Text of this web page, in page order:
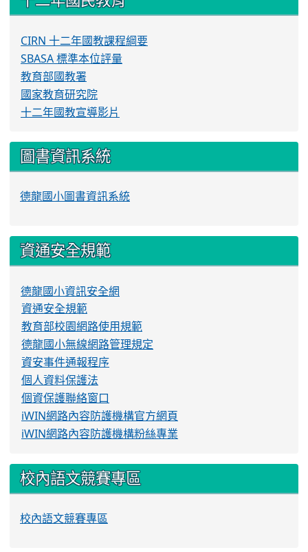
CIRN 十二年國教課程綱要
SBASA 標準本位評量
教育部國教署
國家教育研究院
十二年國教宣導影片
圖書資訊系統
德龍國小圖書資訊系統
資通安全規範
德龍國小資訊安全網
資通安全規範
教育部校園網路使用規範
德龍國小無線網路管理規定
資安事件通報程序
個人資料保護法
個資保護聯絡窗口
iWIN網路內容防護機構官方網頁
iWIN網路內容防護機構粉絲專業
校內語文競賽專區
校內語文競賽專區